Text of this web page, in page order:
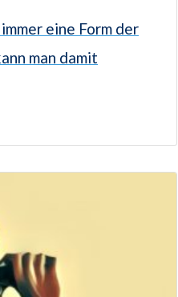
eine Form der
man damit